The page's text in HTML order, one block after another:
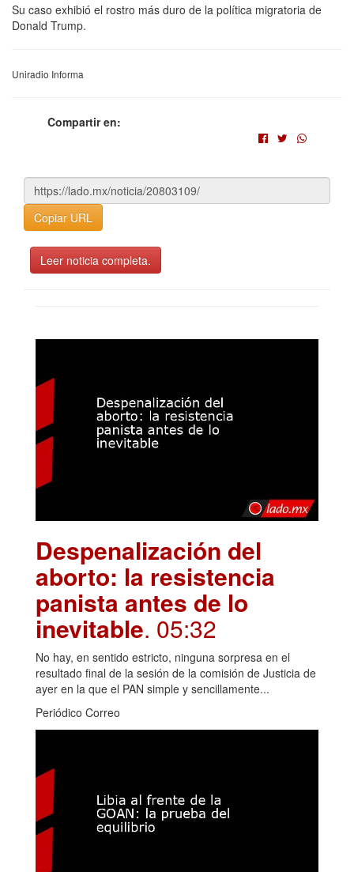
Su caso exhibió el rostro más duro de la política migratoria de
Donald Trump.
Uniradio Informa
Compartir en:
Copiar URL
Leer noticia completa.
Despenalización del
aborto: la resistencia
panista antes de lo
inevitable. 05:32
No hay, en sentido estricto, ninguna sorpresa en el
resultado final de la sesión de la comisión de Justicia de
ayer en la que el PAN simple y sencillamente...
Periódico Correo